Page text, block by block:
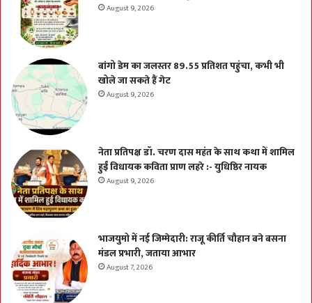
August 9, 2026
बांगो डेम का जलस्तर 89.55 प्रतिशत पहुंचा, कभी भी
खोले जा सकते हैं गेट
August 9, 2026
नेता प्रतिपक्ष डॉ. चरण दास महंत के साथ कथा में शामिल
हुईं विधायक कविता प्राण लहरे :- युधिष्ठिर नायक
August 9, 2026
भाजयुमो में नई जिम्मेदारी: राजू कीर्ति चौहान बने बसना
मंडल प्रभारी, जताया आभार
August 7, 2026